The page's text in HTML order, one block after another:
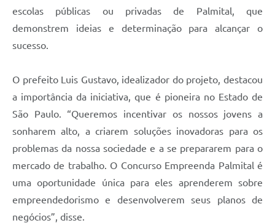
escolas públicas ou privadas de Palmital, que
demonstrem ideias e determinação para alcançar o
sucesso.
O prefeito Luis Gustavo, idealizador do projeto, destacou
a importância da iniciativa, que é pioneira no Estado de
São Paulo. “Queremos incentivar os nossos jovens a
sonharem alto, a criarem soluções inovadoras para os
problemas da nossa sociedade e a se prepararem para o
mercado de trabalho. O Concurso Empreenda Palmital é
uma oportunidade única para eles aprenderem sobre
empreendedorismo e desenvolverem seus planos de
negócios”, disse.